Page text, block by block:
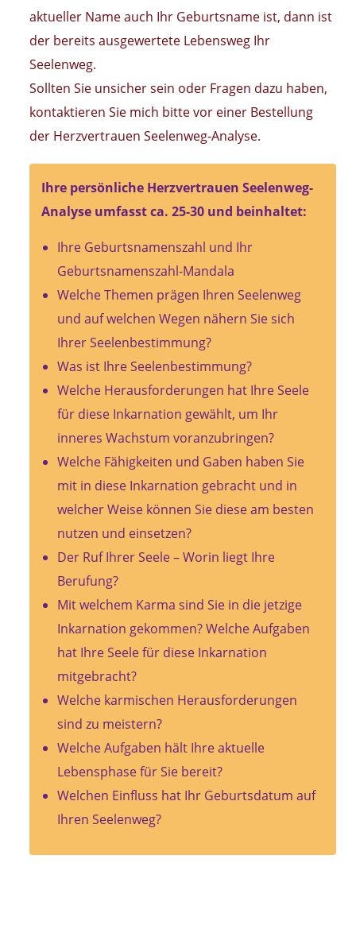
aktueller Name auch Ihr Geburtsname ist, dann ist
der bereits ausgewertete Lebensweg Ihr
Seelenweg.
Sollten Sie unsicher sein oder Fragen dazu haben,
kontaktieren Sie mich bitte vor einer Bestellung
der Herzvertrauen Seelenweg-Analyse.
Ihre persönliche Herzvertrauen Seelenweg-
Analyse umfasst ca. 25-30 und beinhaltet:
Ihre Geburtsnamenszahl und Ihr
Geburtsnamenszahl-Mandala
Welche Themen prägen Ihren Seelenweg
und auf welchen Wegen nähern Sie sich
Ihrer Seelenbestimmung?
Was ist Ihre Seelenbestimmung?
Welche Herausforderungen hat Ihre Seele
für diese Inkarnation gewählt, um Ihr
inneres Wachstum voranzubringen?
Welche Fähigkeiten und Gaben haben Sie
mit in diese Inkarnation gebracht und in
welcher Weise können Sie diese am besten
nutzen und einsetzen?
Der Ruf Ihrer Seele – Worin liegt Ihre
Berufung?
Mit welchem Karma sind Sie in die jetzige
Inkarnation gekommen? Welche Aufgaben
hat Ihre Seele für diese Inkarnation
mitgebracht?
Welche karmischen Herausforderungen
sind zu meistern?
Welche Aufgaben hält Ihre aktuelle
Lebensphase für Sie bereit?
Welchen Einfluss hat Ihr Geburtsdatum auf
Ihren Seelenweg?